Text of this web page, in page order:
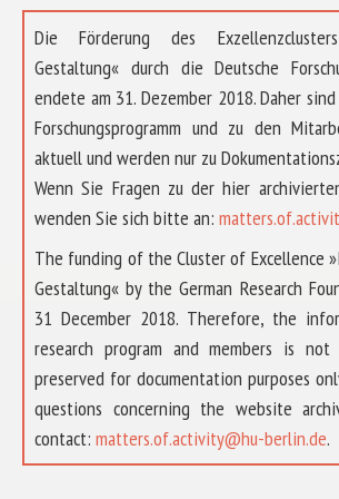
Die Förderung des
Gestaltung« durch die Deutsche
endete am 31. Dezember 2018. Daher
Forschungsprogramm und zu den
aktuell und werden nur zu
Wenn Sie Fragen zu der hier
wenden Sie sich bitte an:
The funding of the Cluster of Excellence
Gestaltung« by the German Research
31 December 2018. Therefore, the
research program and members is
preserved for documentation purposes
questions concerning the website
contact: matters.of.activity@hu-berlin.de.
ABOUT US